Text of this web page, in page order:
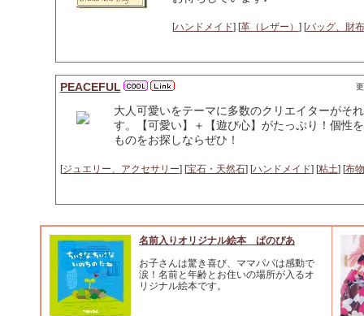
[ハンドメイド] [革（レザー） ] [バッグ、財布
PEACEFUL
大人可愛いをテーマに多数のクリエイターがそ
す。【可愛い】＋【遊び心】がたっぷり！個性
ものをお探しならぜひ！
[ジュエリー、アクセサリー] [宝石・天然石] [ハンドメイド] [粘土] [布物
名前入りオリジナル絵本 ぱのぴあ
お子さんは驚き喜び、ママパパは感動で
涙！名前と年齢とお住いの場所が入るオ
リジナル絵本です。